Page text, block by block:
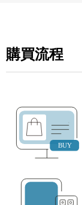
購買流程